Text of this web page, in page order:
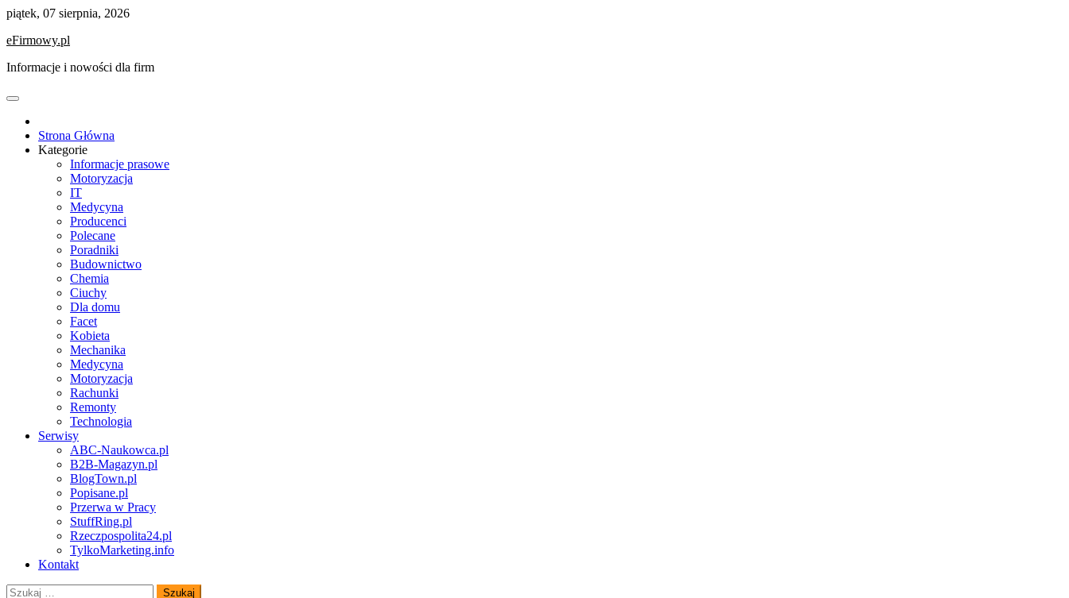
Skip
content
piątek, 07 sierpnia, 2026
eFirmowy.pl
Informacje i nowości dla firm
Strona Główna
Kategorie
Informacje prasowe
Motoryzacja
IT
Medycyna
Producenci
Polecane
Poradniki
Budownictwo
Chemia
Ciuchy
Dla domu
Facet
Kobieta
Mechanika
Medycyna
Motoryzacja
Rachunki
Remonty
Technologia
Serwisy
ABC-Naukowca.pl
B2B-Magazyn.pl
BlogTown.pl
Popisane.pl
Przerwa w Pracy
StuffRing.pl
Rzeczpospolita24.pl
TylkoMarketing.info
Kontakt
Szukaj: